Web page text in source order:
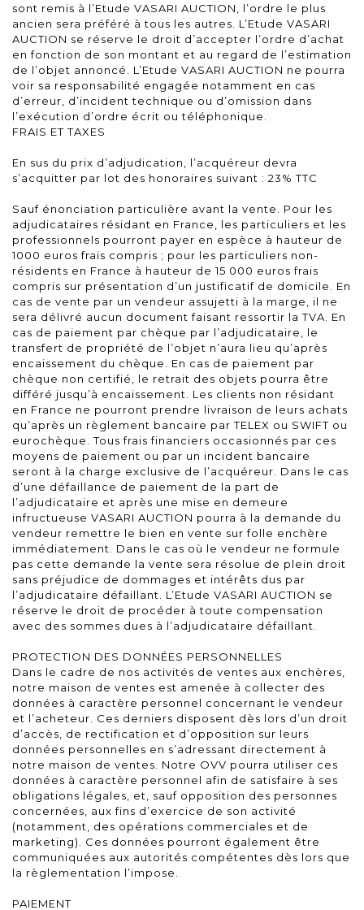
sont remis à l’Etude VASARI AUCTION, l’ordre le plus
ancien sera préféré à tous les autres. L’Etude VASARI
AUCTION se réserve le droit d’accepter l’ordre d’achat
en fonction de son montant et au regard de l’estimation
de l’objet annoncé. L’Etude VASARI AUCTION ne pourra
voir sa responsabilité engagée notamment en cas
d’erreur, d’incident technique ou d’omission dans
l’exécution d’ordre écrit ou téléphonique.
FRAIS ET TAXES
En sus du prix d’adjudication, l’acquéreur devra
s’acquitter par lot des honoraires suivant : 23% TTC
Sauf énonciation particulière avant la vente. Pour les
adjudicataires résidant en France, les particuliers et les
professionnels pourront payer en espèce à hauteur de
1000 euros frais compris ; pour les particuliers non-
résidents en France à hauteur de 15 000 euros frais
compris sur présentation d’un justificatif de domicile. En
cas de vente par un vendeur assujetti à la marge, il ne
sera délivré aucun document faisant ressortir la TVA. En
cas de paiement par chèque par l’adjudicataire, le
transfert de propriété de l’objet n’aura lieu qu’après
encaissement du chèque. En cas de paiement par
chèque non certifié, le retrait des objets pourra être
différé jusqu’à encaissement. Les clients non résidant
en France ne pourront prendre livraison de leurs achats
qu’après un règlement bancaire par TELEX ou SWIFT ou
eurochèque. Tous frais financiers occasionnés par ces
moyens de paiement ou par un incident bancaire
seront à la charge exclusive de l’acquéreur. Dans le cas
d’une défaillance de paiement de la part de
l’adjudicataire et après une mise en demeure
infructueuse VASARI AUCTION pourra à la demande du
vendeur remettre le bien en vente sur folle enchère
immédiatement. Dans le cas où le vendeur ne formule
pas cette demande la vente sera résolue de plein droit
sans préjudice de dommages et intérêts dus par
l’adjudicataire défaillant. L’Etude VASARI AUCTION se
réserve le droit de procéder à toute compensation
avec des sommes dues à l’adjudicataire défaillant.
PROTECTION DES DONNÉES PERSONNELLES
Dans le cadre de nos activités de ventes aux enchères,
notre maison de ventes est amenée à collecter des
données à caractère personnel concernant le vendeur
et l’acheteur. Ces derniers disposent dès lors d’un droit
d’accès, de rectification et d’opposition sur leurs
données personnelles en s’adressant directement à
notre maison de ventes. Notre OVV pourra utiliser ces
données à caractère personnel afin de satisfaire à ses
obligations légales, et, sauf opposition des personnes
concernées, aux fins d’exercice de son activité
(notamment, des opérations commerciales et de
marketing). Ces données pourront également être
communiquées aux autorités compétentes dès lors que
la règlementation l’impose.
PAIEMENT